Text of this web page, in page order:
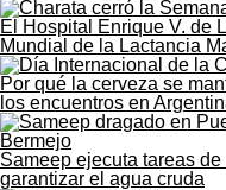
El Hospital Enrique V. de
Mundial de la Lactancia
Por qué la cerveza se
los encuentros en
Sameep ejecuta tareas
garantizar el agua cruda